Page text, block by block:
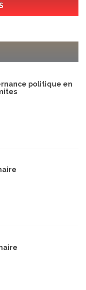
politique en